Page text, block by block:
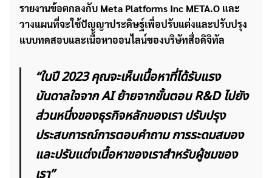
รายงานข้อตกลงกับ Meta Platforms Inc META.O และ
วางแผนที่จะใช้ปัญญาประดิษฐ์เพื่อปรับแต่งและปรับปรุง
แบบทดสอบและเนื้อหาออนไลน์ของบริษัทสื่อดิจิทัล
“ในปี 2023 คุณจะเห็นเนื้อหาที่ได้รับแรง
บันดาลใจจาก AI ย้ายจากขั้นตอน R&D ไปยัง
ส่วนหนึ่งของธุรกิจหลักของเรา ปรับปรุง
ประสบการณ์การตอบคำถาม การระดมสมอง
และปรับแต่งเนื้อหาของเราสำหรับผู้ชมของ